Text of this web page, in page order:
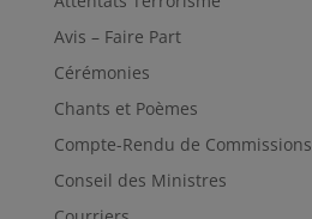
Avis – Faire Part
Cérémonies
Chants et Poèmes
Compte-Rendu de Commissions
Conseil des Ministres